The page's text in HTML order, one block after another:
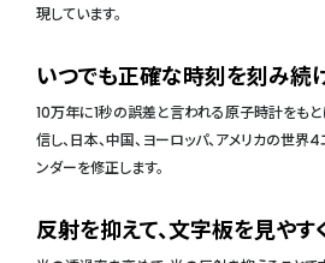
現しています。
いつでも正確な時刻を刻み続
10万年に1秒の誤差と言われる原子時計をも
信し、日本、中国、ヨーロッパ、アメリカの世
ンダーを修正します。
反射を抑えて、文字板を見やす